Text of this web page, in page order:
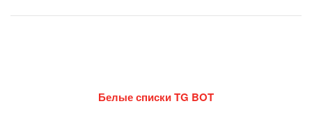
Белые списки TG BOT